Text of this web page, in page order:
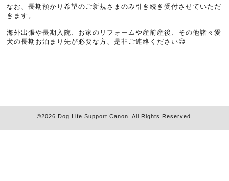
なお、長期預かり希望のご新規さまのみ引き続き受付させていただ
きます。
海外出張や長期入院、お家のリフォームや産前産後、その他諸々愛
犬の長期お泊まり先が必要な方、是非ご連絡ください😊
©2026 Dog Life Support Canon . All Rights Reserved.